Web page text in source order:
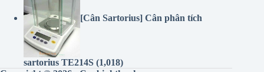
sartorius TE214S
Copyright © 2026 - Canbinhthanh.com